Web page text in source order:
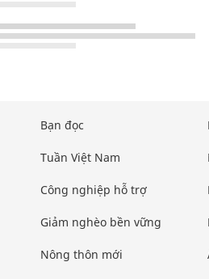
Bạn đọc
Tuần Việt Nam
Công nghiệp hỗ trợ
Giảm nghèo bền vững
Nông thôn mới